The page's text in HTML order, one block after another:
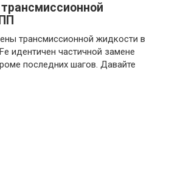
трансмиссионной жидкости в
идентичен частичной замене
последних шагов. Давайте